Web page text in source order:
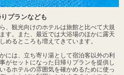
プランなども
、観光向けのホテルは旅館と比べて大規
す。また、最近では大浴場のほかに露天
めるところも増えてきています。
には、立ち寄り湯として宿泊客以外の利
がセットになった日帰りプランを提供し
るホテルの雰囲気を確かめるために使っ